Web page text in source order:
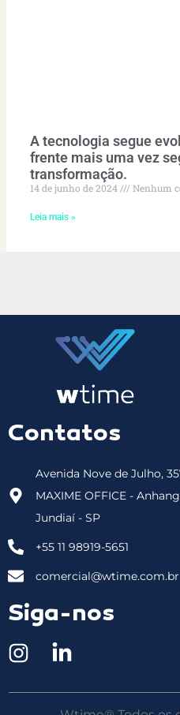
A tecnologia segue
frente mais uma vez
transformação.
14 de junho de 2024 Nenhum
Leia mais »
Contatos
Avenida Nove de Julho,
MAXIME OFFICE -
Jundiaí - SP
+55 11 98919-5651
comercial@wtime.com.br
Siga-nos